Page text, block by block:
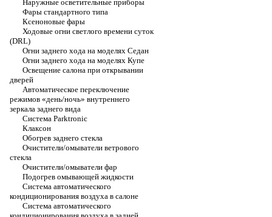
Наружные осветительные приборы
Фары стандартного типа
Ксеноновые фары
Ходовые огни светлого времени суток
(DRL)
Огни заднего хода на моделях Седан
Огни заднего хода на моделях Купе
Освещение салона при открывании
дверей
Автоматическое переключение
режимов «день/ночь» внутреннего
зеркала заднего вида
Система Parktronic
Клаксон
Обогрев заднего стекла
Очистители/омыватели ветрового
стекла
Очистители/омыватели фар
Подогрев омывающей жидкости
Система автоматического
кондиционирования воздуха в салоне
Система автоматического